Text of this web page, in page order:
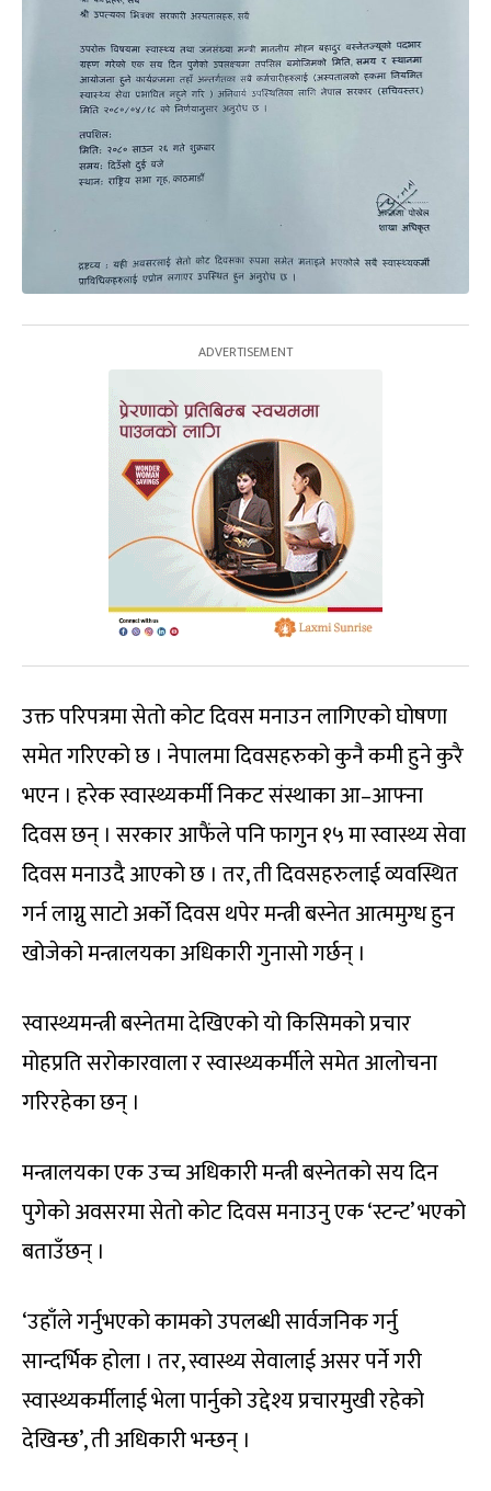
उक्त परिपत्रमा सेतो कोट दिवस मनाउन लागिएको घोषणा
समेत गरिएको छ । नेपालमा दिवसहरुको कुनै कमी हुने कुरै
भएन । हरेक स्वास्थ्यकर्मी निकट संस्थाका आ–आफ्ना
दिवस छन् । सरकार आफैंले पनि फागुन १५ मा स्वास्थ्य सेवा
दिवस मनाउदै आएको छ । तर, ती दिवसहरुलाई व्यवस्थित
गर्न लाग्नु साटो अर्को दिवस थपेर मन्त्री बस्नेत आत्ममुग्ध हुन
खोजेको मन्त्रालयका अधिकारी गुनासो गर्छन् ।
स्वास्थ्यमन्त्री बस्नेतमा देखिएको यो किसिमको प्रचार
मोहप्रति सरोकारवाला र स्वास्थ्यकर्मीले समेत आलोचना
गरिरहेका छन् ।
मन्त्रालयका एक उच्च अधिकारी मन्त्री बस्नेतको सय दिन
पुगेको अवसरमा सेतो कोट दिवस मनाउनु एक ‘स्टन्ट’ भएको
बताउँछन् ।
‘उहाँले गर्नुभएको कामको उपलब्धी सार्वजनिक गर्नु
सान्दर्भिक होला । तर, स्वास्थ्य सेवालाई असर पर्ने गरी
स्वास्थ्यकर्मीलाई भेला पार्नुको उद्देश्य प्रचारमुखी रहेको
देखिन्छ’, ती अधिकारी भन्छन् ।